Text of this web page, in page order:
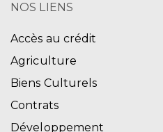
NOS LIENS
Accès au crédit
Agriculture
Biens Culturels
Contrats
Développement